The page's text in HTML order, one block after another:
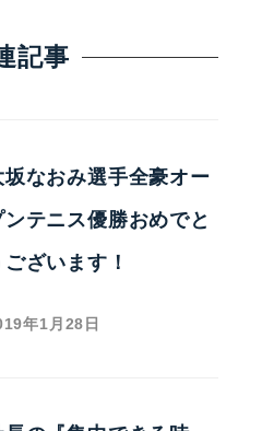
記事
坂なおみ選手全豪オー
ンテニス優勝おめでと
ございます！
年1月28日